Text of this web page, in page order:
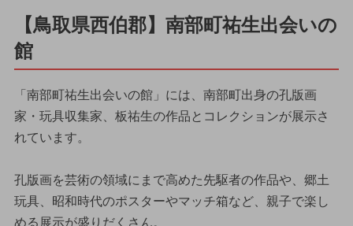
【鳥取県西伯郡】南部町祐生出会いの
館
「南部町祐生出会いの館」には、南部町出身の孔版画
家・玩具収集家、板祐生の作品とコレクションが展示さ
れています。
孔版画を芸術の領域にまで高めた先駆者の作品や、郷土
玩具、昭和時代のポスターやマッチ箱など、親子で楽し
める展示が盛りだくさん。